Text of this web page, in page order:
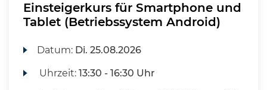
Einsteigerkurs für Smartphone und
Tablet (Betriebssystem Android)
Datum: Di. 25.08.2026
Uhrzeit:13:30 - 16:30 Uhr